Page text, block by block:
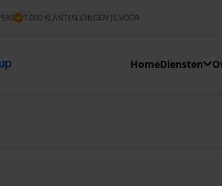
7.000 KLANTEN GINGEN JE VOOR
HomeDiensten